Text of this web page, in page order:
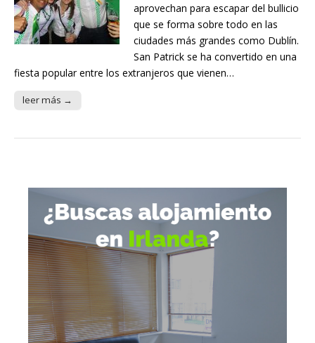
aprovechan para escapar del bullicio
que se forma sobre todo en las
ciudades más grandes como Dublín.
San Patrick se ha convertido en una
fiesta popular entre los extranjeros que vienen…
leer más →